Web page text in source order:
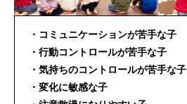
・コミュニケーションが苦手な子
・行動コントロールが苦手な子
・気持ちのコントロールが苦手な子
・変化に敏感な子